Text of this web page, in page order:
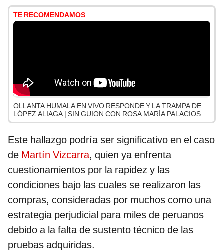
TE RECOMENDAMOS
OLLANTA HUMALA EN VIVO RESPONDE Y LA TRAMPA DE
LÓPEZ ALIAGA | SIN GUION CON ROSA MARÍA PALACIOS
Este hallazgo podría ser significativo en el caso
de Martín Vizcarra, quien ya enfrenta
cuestionamientos por la rapidez y las
condiciones bajo las cuales se realizaron las
compras, consideradas por muchos como una
estrategia perjudicial para miles de peruanos
debido a la falta de sustento técnico de las
pruebas adquiridas.